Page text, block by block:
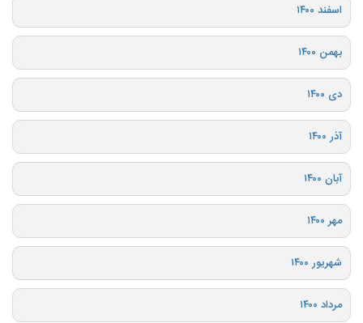
اسفند ۱۴۰۰
بهمن ۱۴۰۰
دی ۱۴۰۰
آذر ۱۴۰۰
آبان ۱۴۰۰
مهر ۱۴۰۰
شهریور ۱۴۰۰
مرداد ۱۴۰۰